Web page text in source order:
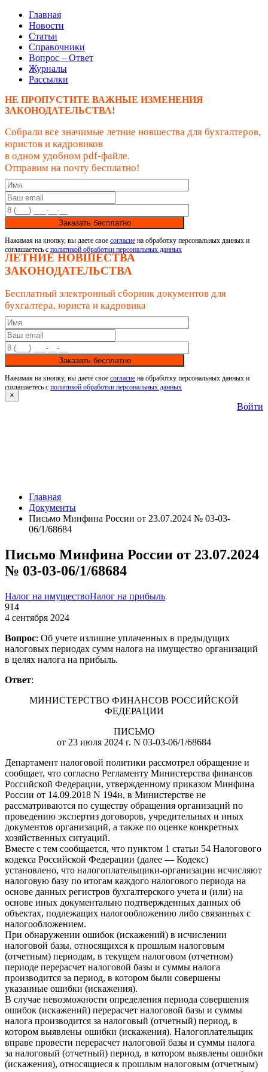
Главная
Новости
Статьи
Справочники
Вопрос – Ответ
Журналы
Рассылки
НЕ ПРОПУСТИТЕ ВАЖНЫЕ ИЗМЕНЕНИЯ
ЗАКОНОДАТЕЛЬСТВА!
Собрали все значимые летние новшества для бухгалтеров,
юристов и кадровиков
в одном удобном pdf-файле.
Отправим на почту бесплатно!
Заказать бесплатно
Нажимая на кнопку, вы даете свое согласие на обработку персональных данных и
соглашаетесь с политикой обработки персональных данных
ЛЕТНИЕ НОВШЕСТВА
ЗАКОНОДАТЕЛЬСТВА
Бесплатный электронный сборник документов для
бухгалтера, юриста и кадровика
Заказать бесплатно
Нажимая на кнопку, вы даете свое согласие на обработку персональных данных и
соглашаетесь с политикой обработки персональных данных
×
Войти
Главная
Документы
Письмо Минфина России от 23.07.2024 № 03-03-
06/1/68684
Письмо Минфина России от 23.07.2024
№ 03-03-06/1/68684
Налог на имуществоНалог на прибыль
914
4 сентября 2024
Вопрос: Об учете излишне уплаченных в предыдущих
налоговых периодах сумм налога на имущество организаций
в целях налога на прибыль.
Ответ:
МИНИСТЕРСТВО ФИНАНСОВ РОССИЙСКОЙ
ФЕДЕРАЦИИ
ПИСЬМО
от 23 июля 2024 г. N 03-03-06/1/68684
Департамент налоговой политики рассмотрел обращение и
сообщает, что согласно Регламенту Министерства финансов
Российской Федерации, утвержденному приказом Минфина
России от 14.09.2018 N 194н, в Министерстве не
рассматриваются по существу обращения организаций по
проведению экспертиз договоров, учредительных и иных
документов организаций, а также по оценке конкретных
хозяйственных ситуаций.
Вместе с тем сообщается, что пунктом 1 статьи 54 Налогового
кодекса Российской Федерации (далее — Кодекс)
установлено, что налогоплательщики-организации исчисляют
налоговую базу по итогам каждого налогового периода на
основе данных регистров бухгалтерского учета и (или) на
основе иных документально подтвержденных данных об
объектах, подлежащих налогообложению либо связанных с
налогообложением.
При обнаружении ошибок (искажений) в исчислении
налоговой базы, относящихся к прошлым налоговым
(отчетным) периодам, в текущем налоговом (отчетном)
периоде перерасчет налоговой базы и суммы налога
производится за период, в котором были совершены
указанные ошибки (искажения).
В случае невозможности определения периода совершения
ошибок (искажений) перерасчет налоговой базы и суммы
налога производится за налоговый (отчетный) период, в
котором выявлены ошибки (искажения). Налогоплательщик
вправе провести перерасчет налоговой базы и суммы налога
за налоговый (отчетный) период, в котором выявлены ошибки
(искажения), относящиеся к прошлым налоговым (отчетным)